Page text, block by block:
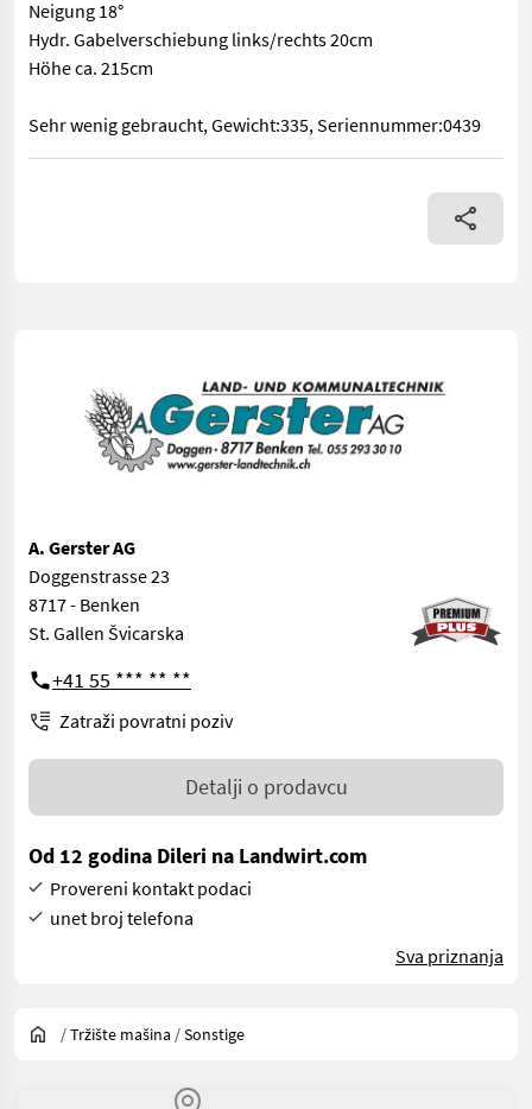
Neigung 18°
Hydr. Gabelverschiebung links/rechts 20cm
Höhe ca. 215cm
Sehr wenig gebraucht, Gewicht:335, Seriennummer:0439
Heckdreipunktstapler Marke Matija Kuhar Modell 1203
A. Gerster AG
Doggenstrasse 23
8717 - Benken
St. Gallen Švicarska
+41 55 *** ** **
Zatraži povratni poziv
Detalji o prodavcu
Od 12 godina Dileri na Landwirt.com
Provereni kontakt podaci
unet broj telefona
Sva priznanja
/Tržište mašina /Sonstige